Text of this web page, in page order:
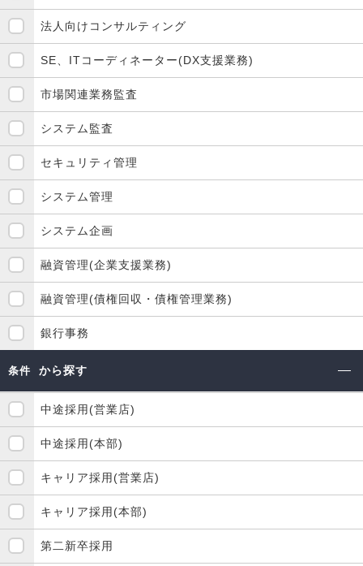
法人向けコンサルティング
SE、ITコーディネーター(DX支援業務)
市場関連業務監査
システム監査
セキュリティ管理
システム管理
システム企画
融資管理(企業支援業務)
融資管理(債権回収・債権管理業務)
銀行事務
条件 から探す
中途採用(営業店)
中途採用(本部)
キャリア採用(営業店)
キャリア採用(本部)
第二新卒採用